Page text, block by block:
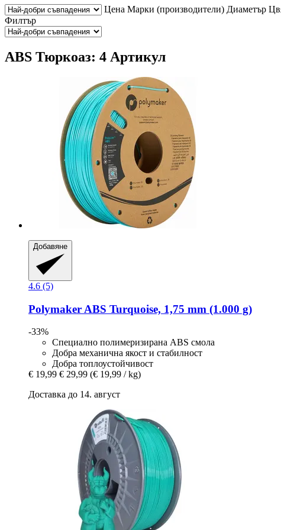
Цена Марки (производители) Диаметър
Филтър
ABS Тюркоаз: 4 Артикул
Добавяне
4.6 (5)
Polymaker ABS Turquoise, 1,75 mm (1.000 g)
-33%
Специално полимеризирана ABS смола
Добра механична якост и стабилност
Добра топлоустойчивост
€ 19,99 € 29,99 (€ 19,99 / kg)
Доставка до 14. август